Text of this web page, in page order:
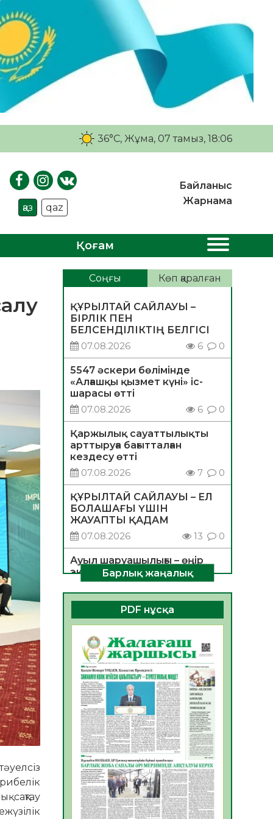
36°C, Жұма, 07 тамыз, 18:06
қаз qaz
Байланыс
Жарнама
Қоғам
сақтау
Соңғы Көп қаралған
ҚҰРЫЛТАЙ САЙЛАУЫ –
БІРЛІК ПЕН
БЕЛСЕНДІЛІКТІҢ БЕЛГІСІ
07.08.2026
6 0
5547 әскери бөлімінде
«Алғашқы қызмет күні» іс-
шарасы өтті
07.08.2026
6 0
Қаржылық сауаттылықты
арттыруға бағытталған
кездесу өтті
07.08.2026
7 0
ҚҰРЫЛТАЙ САЙЛАУЫ – ЕЛ
БОЛАШАҒЫ ҮШІН
ЖАУАПТЫ ҚАДАМ
07.08.2026
13 0
Ауыл шаруашылығы – өңір
экономикасының негізгі
тірегі
06.08.2026
26 0
ҚОҒАМДЫҚ БЕЛСЕНДІЛІК –
ЕЛ ДАМУЫНЫҢ НЕГІЗІ
06.08.2026
24
ҚҰРЫЛТАЙ САЙЛАУЫ –
БОЛАШАҚҚА БАСТАР
ЖАУАПТЫ ТАҢДАУ
06.08.2026
27
Инфекциялық ауруларға
қарсы иммундау
жұмыстарының тиімділігі
06.08.2026
28
Көкжөтел ауруы туралы
Барлық жаңалық
PDF нұсқа